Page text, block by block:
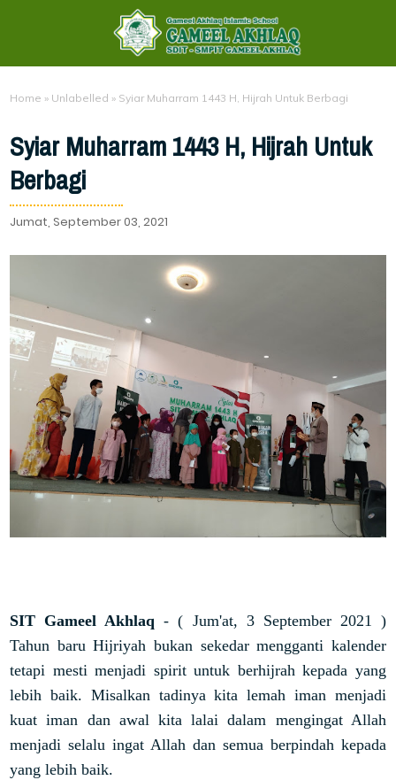
Home » Unlabelled » Syiar Muharram 1443 H, Hijrah Untuk Berbagi
Syiar Muharram 1443 H, Hijrah Untuk
Berbagi
Jumat, September 03, 2021
SIT Gameel Akhlaq - ( Jum'at, 3 September 2021 )
Tahun baru Hijriyah bukan sekedar mengganti kalender
tetapi mesti menjadi spirit untuk berhijrah kepada yang
lebih baik. Misalkan tadinya kita lemah iman menjadi
kuat iman dan awal kita lalai dalam mengingat Allah
menjadi selalu ingat Allah dan semua berpindah kepada
yang lebih baik.